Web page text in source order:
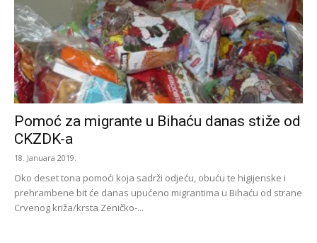
Pomoć za migrante u Bihaću danas stiže od
CKZDK-a
18. Januara 2019.
Oko deset tona pomoći koja sadrži odjeću, obuću te higijenske i
prehrambene bit će danas upućeno migrantima u Bihaću od strane
Crvenog križa/krsta Zeničko-...